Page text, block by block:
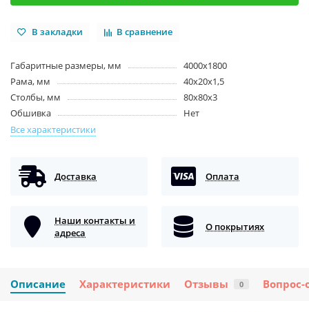
В закладки В сравнение
Габаритные размеры, мм
4000х1800
Рама, мм
40х20х1,5
Столбы, мм
80х80х3
Обшивка
Нет
Все характеристики
Доставка Оплата
Наши контакты и
адреса
О покрытиях
Описание Характеристики Отзывы 0 Вопрос-